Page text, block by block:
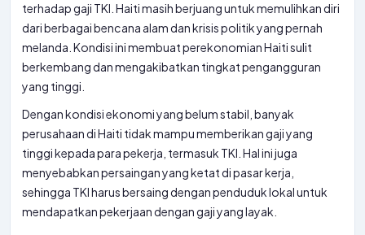
terhadap gaji TKI. Haiti masih berjuang untuk memulihkan diri
dari berbagai bencana alam dan krisis politik yang pernah
melanda. Kondisi ini membuat perekonomian Haiti sulit
berkembang dan mengakibatkan tingkat pengangguran
yang tinggi.
Dengan kondisi ekonomi yang belum stabil, banyak
perusahaan di Haiti tidak mampu memberikan gaji yang
tinggi kepada para pekerja, termasuk TKI. Hal ini juga
menyebabkan persaingan yang ketat di pasar kerja,
sehingga TKI harus bersaing dengan penduduk lokal untuk
mendapatkan pekerjaan dengan gaji yang layak.